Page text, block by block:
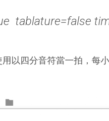
tablature=false
以四分音符當一拍，每